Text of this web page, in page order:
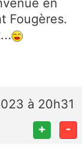
en
Fougères.
à 20h31
+ -